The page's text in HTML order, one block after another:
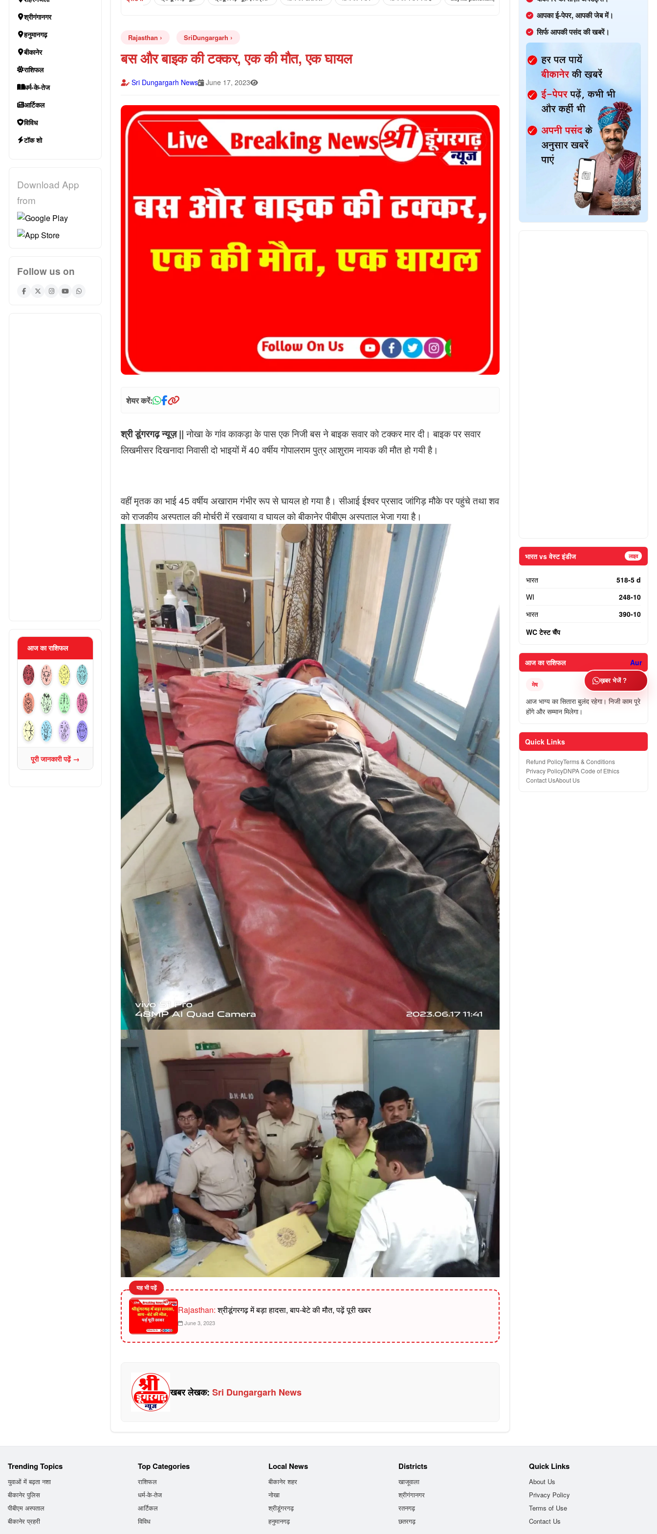
श्रीगंगानगर
हनुमानगढ़
बीकानेर
राशिफल
धर्म-के-तेज
आर्टिकल
विविध
टॉक शो
Download App
from
Follow us on
आज का राशिफल
पूरी जानकारी पढ़ें →
Rajasthan SriDungargarh
बस और बाइक की टक्कर, एक की मौत, एक घायल
Sri Dungargarh News June 17, 2023
शेयर करें:
श्री डूंगरगढ़ न्यूज़ ||नोखा के गांव काकड़ा के पास एक निजी बस ने बाइक सवार को टक्कर मार दी। बाइक पर सवार
लिखमीसर दिखनादा निवासी दो भाइयों में 40 वर्षीय गोपालराम पुत्र आशुराम नायक की मौत हो गयी है।
वहीं मृतक का भाई 45 वर्षीय अखाराम गंभीर रूप से घायल हो गया है। सीआई ईश्वर प्रसाद जांगिड़ मौके पर पहुंचे तथा शव
को राजकीय अस्पताल की मोर्चरी में रखवाया व घायल को बीकानेर पीबीएम अस्पताल भेजा गया है।
यह भी पढ़ें
Rajasthan:श्रीडूंगरगढ़ में बड़ा हादसा, बाप-बेटे की मौत, पढ़ें पूरी खबर
June 3, 2023
खबर लेखक: Sri Dungargarh News
आपका ई-पेपर, आपकी जेब में।
सिर्फ आपकी पसंद की खबरें।
भारत vs वेस्ट इंडीज लाइव
भारत
518-5 d
WI
248-10
भारत
390-10
WC टेस्ट चैंप
आज का राशिफल Aur
मेष
आज भाग्य का सितारा बुलंद रहेगा। निजी काम पूरे
होंगे और सम्मान मिलेगा।
Quick Links
Refund PolicyTerms & Conditions
Privacy PolicyDNPA Code of Ethics
Contact UsAbout Us
Trending Topics
युवाओं में बढ़ता नशा
बीकानेर पुलिस
पीबीएम अस्पताल
बीकानेर प्रहरी
Top Categories
राशिफल
धर्म-के-तेज
आर्टिकल
विविध
Local News
बीकानेर शहर
नोखा
श्रीडूंगरगढ़
हनुमानगढ़
Districts
खाजूवाला
श्रीगंगानगर
रतनगढ़
छतरगढ़
Quick Links
About Us
Privacy Policy
Terms of Use
Contact Us
ख़बर भेजें ?